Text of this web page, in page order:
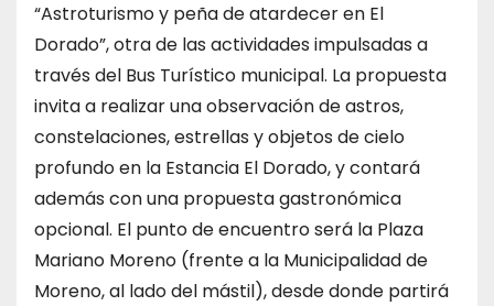
“Astroturismo y peña de atardecer en El
Dorado”, otra de las actividades impulsadas a
través del Bus Turístico municipal. La propuesta
invita a realizar una observación de astros,
constelaciones, estrellas y objetos de cielo
profundo en la Estancia El Dorado, y contará
además con una propuesta gastronómica
opcional. El punto de encuentro será la Plaza
Mariano Moreno (frente a la Municipalidad de
Moreno, al lado del mástil), desde donde partirá